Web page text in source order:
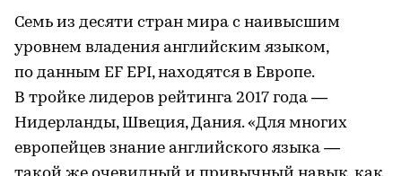
Семь из десяти стран мира с наивысшим
уровнем владения английским языком,
по данным EF EPI, находятся в Европе.
В тройке лидеров рейтинга 2017 года —
Нидерланды, Швеция, Дания. «Для многих
европейцев знание английского языка —